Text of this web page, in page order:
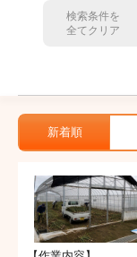
検索条件を
全てクリア
新着順